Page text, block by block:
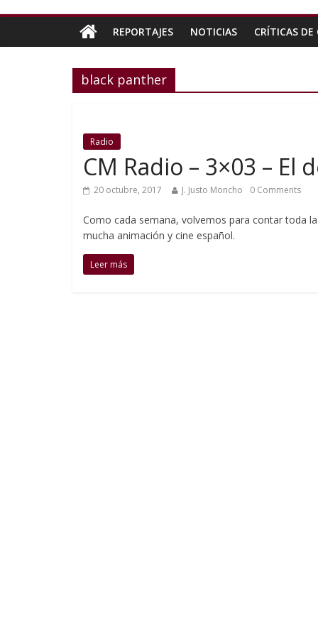
REPORTAJES NOTICIAS CRÍTICAS DE
black panther
Radio
CM Radio – 3×03 – El
20 octubre, 2017 J. Justo Moncho 0 Comments
Como cada semana, volvemos para contar toda
mucha animación y cine español.
Leer más